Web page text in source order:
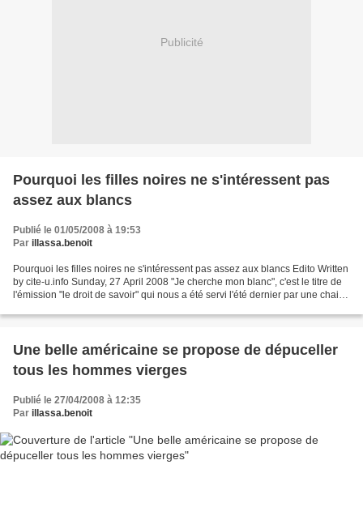
Publicité
Pourquoi les filles noires ne s'intéressent pas
assez aux blancs
Publié le 01/05/2008 à 19:53
Par illassa.benoit
Pourquoi les filles noires ne s'intéressent pas assez aux blancs Edito Written
by cite-u.info Sunday, 27 April 2008 "Je cherche mon blanc", c'est le titre de
l'émission "le droit de savoir" qui nous a été servi l'été dernier par une chaine
Une belle américaine se propose de dépuceller
tous les hommes vierges
Publié le 27/04/2008 à 12:35
Par illassa.benoit